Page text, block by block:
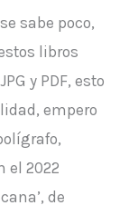
sabe poco,
libros
y PDF, esto
empero
el 2022
de